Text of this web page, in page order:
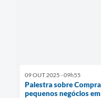
09 OUT 2025 - 09h55
Palestra sobre
pequenos negócios